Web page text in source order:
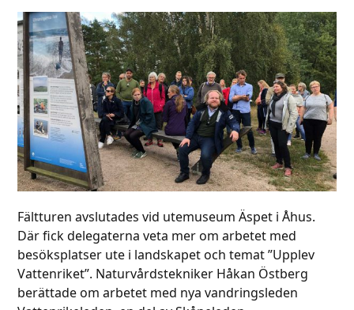
Fältturen avslutades vid utemuseum Äspet i Åhus.
Där fick delegaterna veta mer om arbetet med
besöksplatser ute i landskapet och temat ”Upplev
Vattenriket”. Naturvårdstekniker Håkan Östberg
berättade om arbetet med nya vandringsleden